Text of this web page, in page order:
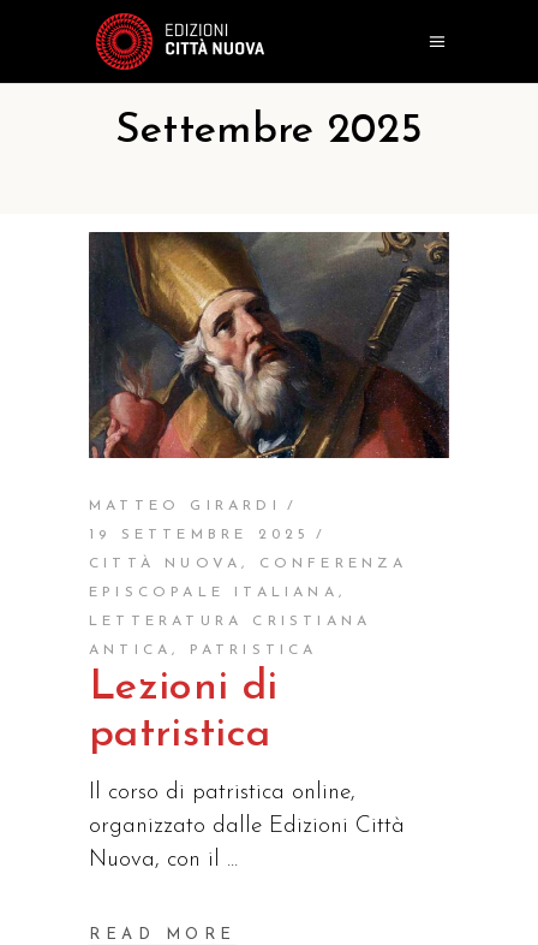
Settembre 2025
MATTEO GIRARDI
19 SETTEMBRE 2025
CITTÀ NUOVA,
CONFERENZA
EPISCOPALE ITALIANA ,
LETTERATURA CRISTIANA
ANTICA, PATRISTICA
Lezioni di
patristica
Il corso di patristica online,
organizzato dalle Edizioni Città
Nuova, con il
READ MORE